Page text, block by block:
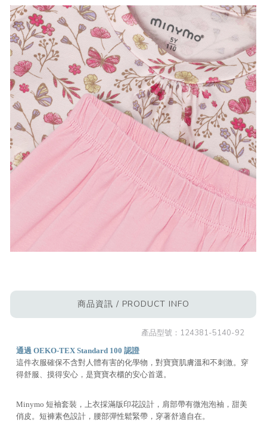
商品資訊 / PRODUCT INFO
產品型號： 124381-5140-92
通過 OEKO-TEX Standard 100 認證
這件衣服確保不含對人體有害的化學物，對寶寶肌膚溫和不刺激。穿
得舒服、摸得安心，是寶寶衣櫃的安心首選。
Minymo 短袖套裝，上衣採滿版印花設計，肩部帶有微泡泡袖，甜美
俏皮。短褲素色設計，腰部彈性鬆緊帶，穿著舒適自在。